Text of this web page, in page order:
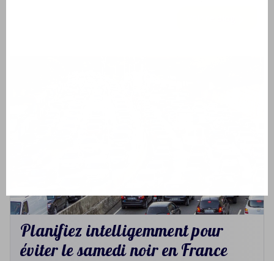
Planifiez intelligemment pour
éviter le samedi noir en France